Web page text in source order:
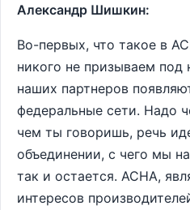
Александр Шишкин:
Во-первых, что такое в
никого не призываем под
наших партнеров
федеральные сети. Надо
чем ты говоришь, речь
объединении, с чего мы
так и остается. АСНА,
интересов